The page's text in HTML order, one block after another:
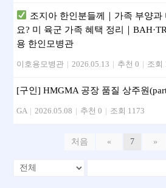
조지아 한인분들께｜가족 부양과
요? 미 육군 가족 혜택 정리｜
용 한인모병관
이호용모병관 | 2026.05.13 | 추천 0 | 조회
[구인] HMGMA 공장 품질 상주원
GA | 2026.05.08 | 추천 0 | 조회 1173
처음 « 7 »